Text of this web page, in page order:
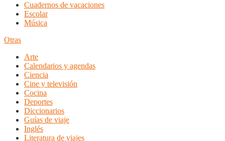
Cuadernos de vacaciones
Escolar
Música
Otras
Arte
Calendarios y agendas
Ciencia
Cine y televisión
Cocina
Deportes
Diccionarios
Guías de viaje
Inglés
Literatura de viajes